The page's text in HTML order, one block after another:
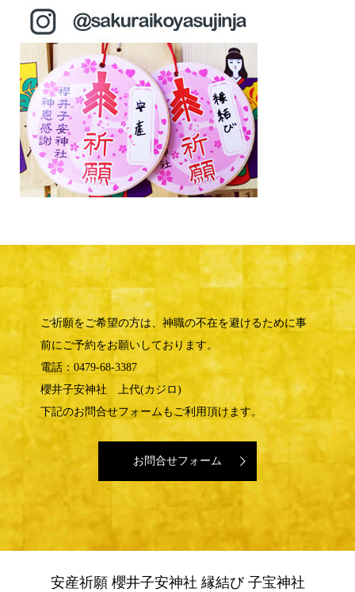
ご祈願をご希望の方は、神職の不在を避けるために事
前にご予約をお願いしております。
電話：0479-68-3387
櫻井子安神社 上代(カジロ)
下記のお問合せフォームもご利用頂けます。
お問合せフォーム
安産祈願 櫻井子安神社 縁結び 子宝神社